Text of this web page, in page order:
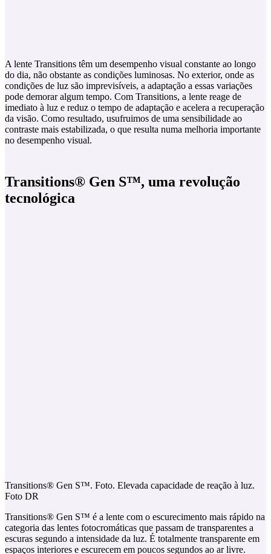
A lente Transitions têm um desempenho visual constante ao longo
do dia, não obstante as condições luminosas. No exterior, onde as
condições de luz são imprevisíveis, a adaptação a essas variações
pode demorar algum tempo. Com Transitions, a lente reage de
imediato à luz e reduz o tempo de adaptação e acelera a recuperação
da visão. Como resultado, usufruimos de uma sensibilidade ao
contraste mais estabilizada, o que resulta numa melhoria importante
no desempenho visual.
Transitions® Gen S™, uma revolução
tecnológica
Transitions® Gen S™. Foto. Elevada capacidade de reação à luz.
Foto DR
Transitions® Gen S™ é a lente com o escurecimento mais rápido na
categoria das lentes fotocromáticas que passam de transparentes a
escuras segundo a intensidade da luz. É totalmente transparente em
espaços interiores e escurecem em poucos segundos ao ar livre.